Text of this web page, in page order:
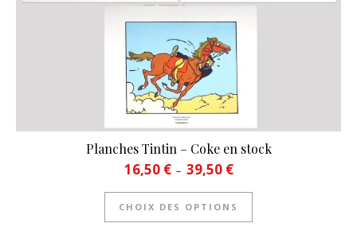
Planches Tintin – Coke en stock
16,50 € – 39,50 €Plage de prix : 16,50 € à
CHOIX DES OPTIONS